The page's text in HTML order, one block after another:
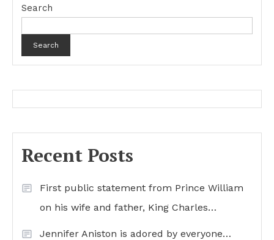
Search
Search
Recent Posts
First public statement from Prince William
on his wife and father, King Charles…
Jennifer Aniston is adored by everyone…